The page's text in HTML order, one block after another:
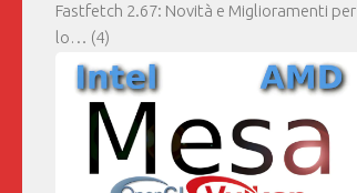
Fastfetch 2.67: Novità e Miglioramenti per
lo… (4)